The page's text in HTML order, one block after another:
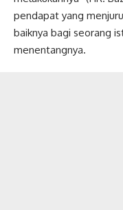
pendapat yang
baiknya bagi seorang
menentangnya.